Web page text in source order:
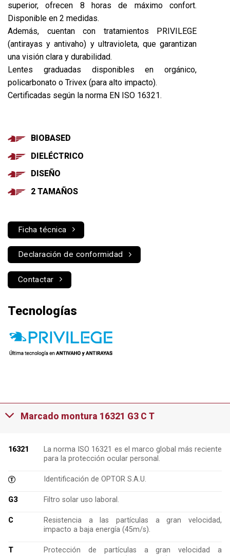
superior, ofrecen 8 horas de máximo confort.
Disponible en 2 medidas.
Además, cuentan con tratamientos PRIVILEGE
(antirayas y antivaho) y ultravioleta, que garantizan
una visión clara y durabilidad.
Lentes graduadas disponibles en orgánico,
policarbonato o Trivex (para alto impacto).
Certificadas según la norma EN ISO 16321.
BIOBASED
DIELÉCTRICO
DISEÑO
2 TAMAÑOS
Ficha técnica
Declaración de conformidad
Contactar
Tecnologías
Marcado montura 16321 G3 C T
16321
La norma ISO 16321 es el marco global más reciente
para la protección ocular personal.
Identificación de OPTOR S.A.U.
G3 Filtro solar uso laboral.
C
Resistencia a las partículas a gran velocidad,
impacto a baja energía (45m/s).
T
Protección de partículas a gran velocidad a